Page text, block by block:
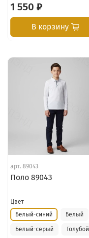
1 550 ₽
В корзину
арт. 89043
Поло 89043
Цвет
Белый-синий
Белый
Белый-серый Голубой